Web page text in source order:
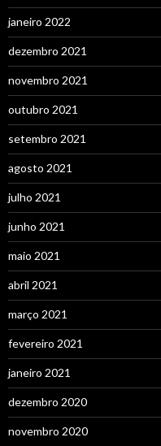
janeiro 2022
dezembro 2021
novembro 2021
outubro 2021
setembro 2021
agosto 2021
julho 2021
junho 2021
maio 2021
abril 2021
março 2021
fevereiro 2021
janeiro 2021
dezembro 2020
novembro 2020